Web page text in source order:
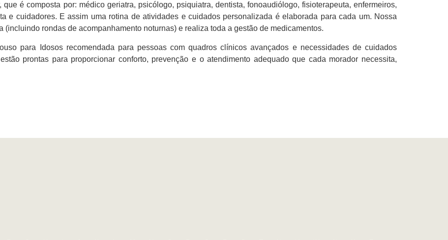
é composta por: médico geriatra, psicólogo, psiquiatra, dentista, fonoaudiólogo, fisioterapeuta, enfermeiros,
e cuidadores. E assim uma rotina de atividades e cuidados personalizada é elaborada para cada um. Nossa
rondas de acompanhamento noturnas) e realiza toda a gestão de medicamentos.
para Idosos recomendada para pessoas com quadros clínicos avançados e necessidades de cuidados
prontas para proporcionar conforto, prevenção e o atendimento adequado que cada morador necessita,